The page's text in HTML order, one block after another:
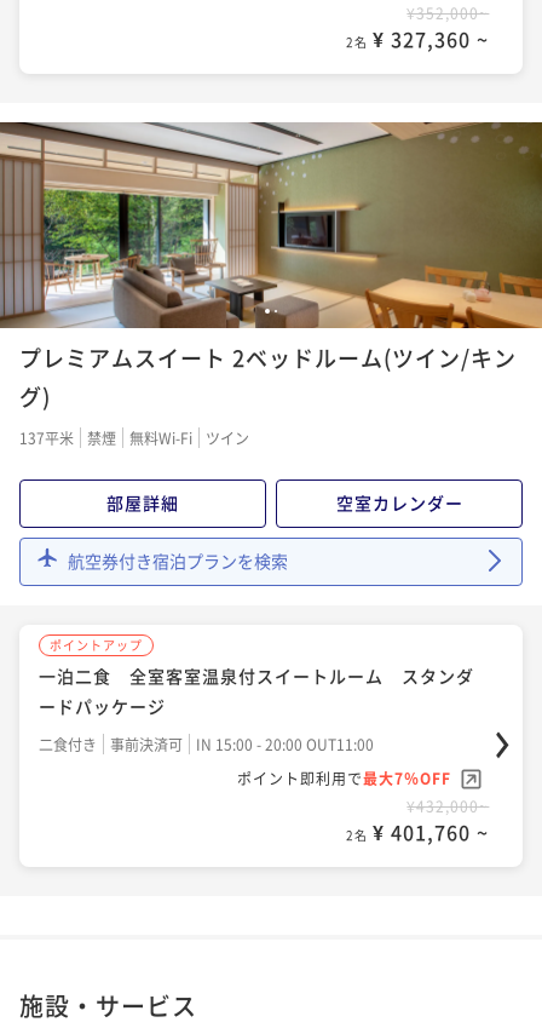
¥352,000~
2名 ¥ 327,360 ~
12
プレミアムスイート 2ベッドルーム(ツイン/キン
グ)
137平米 禁煙 無料Wi-Fi ツイン
部屋詳細 空室カレンダー
航空券付き宿泊プランを検索
ポイントアップ
一泊二食 全室客室温泉付スイートルーム スタンダ
ードパッケージ
二食付き 事前決済可
IN 15:00 - 20:00 OUT11:00
ポイント即利用で最大7％OFF
¥432,000~
2名 ¥ 401,760 ~
施設・サービス